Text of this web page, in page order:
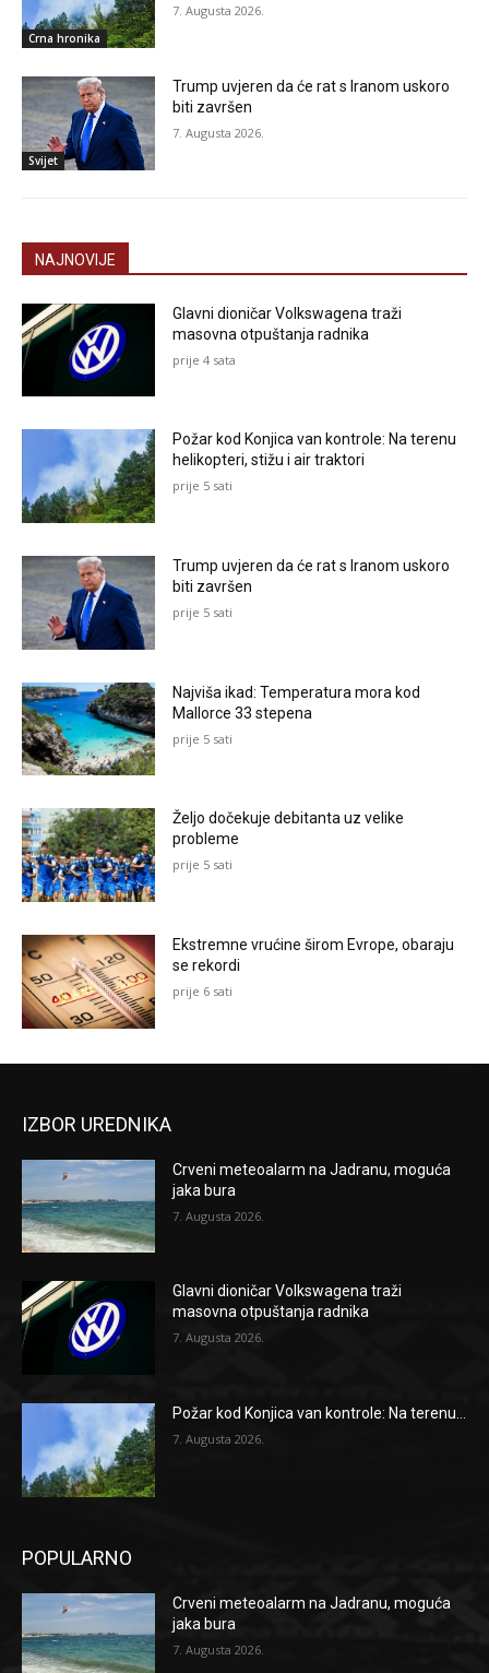
Crna hronika
7. Augusta 2026.
Svijet
Trump uvjeren da će rat s Iranom uskoro
biti završen
7. Augusta 2026.
NAJNOVIJE
Glavni dioničar Volkswagena traži
masovna otpuštanja radnika
prije 4 sata
Požar kod Konjica van kontrole: Na terenu
helikopteri, stižu i air traktori
prije 5 sati
Trump uvjeren da će rat s Iranom uskoro
biti završen
prije 5 sati
Najviša ikad: Temperatura mora kod
Mallorce 33 stepena
prije 5 sati
Željo dočekuje debitanta uz velike
probleme
prije 5 sati
Ekstremne vrućine širom Evrope, obaraju
se rekordi
prije 6 sati
IZBOR UREDNIKA
Crveni meteoalarm na Jadranu, moguća
jaka bura
7. Augusta 2026.
Glavni dioničar Volkswagena traži
masovna otpuštanja radnika
7. Augusta 2026.
Požar kod Konjica van kontrole: Na terenu...
7. Augusta 2026.
POPULARNO
Crveni meteoalarm na Jadranu, moguća
jaka bura
7. Augusta 2026.